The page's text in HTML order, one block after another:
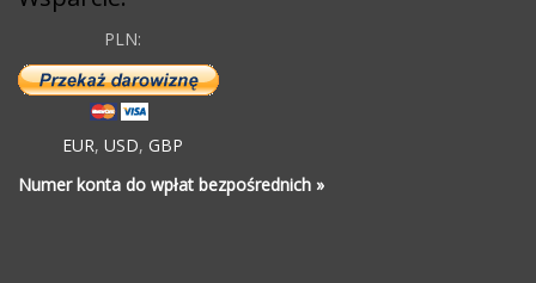
PLN:
EUR, USD, GBP
Numer konta do wpłat bezpośrednich »